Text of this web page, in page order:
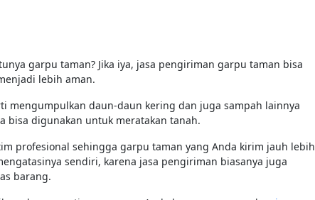
garpu taman? Jika iya, jasa pengiriman garpu taman bisa
lebih aman.
mengumpulkan daun-daun kering dan juga sampah lainnya
bisa digunakan untuk meratakan tanah.
profesional sehingga garpu taman yang Anda kirim jauh lebih
sendiri, karena jasa pengiriman biasanya juga
barang.